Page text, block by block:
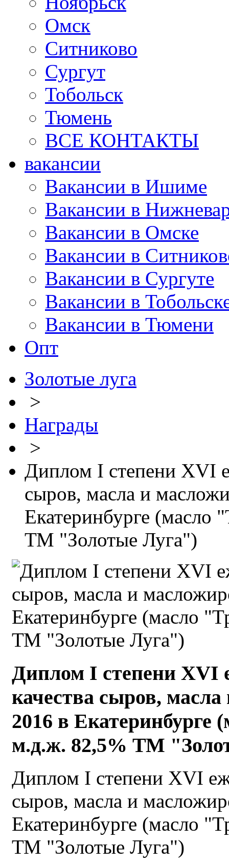
Омск
Ситниково
Сургут
Тобольск
Тюмень
ВСЕ КОНТАКТЫ
вакансии
Вакансии в Ишиме
Вакансии в
Вакансии в Омске
Вакансии в
Вакансии в Сургуте
Вакансии в
Вакансии в Тюмени
Опт
Золотые луга
>
Награды
>
Диплом I степени XVI
сыров, масла и
Екатеринбурге
ТМ "Золотые Луга")
Диплом I степени XVI
качества сыров,
2016 в
м.д.ж. 82,5% ТМ
Диплом I степени XVI
сыров, масла и
Екатеринбурге (масло
ТМ "Золотые Луга")